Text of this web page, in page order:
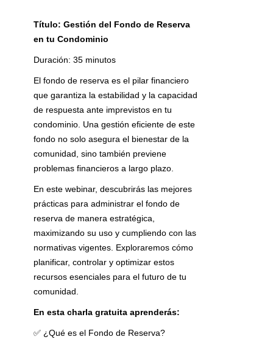
Título: Gestión del Fondo de Reserva
en tu Condominio
Duración: 35 minutos
El fondo de reserva es el pilar financiero
que garantiza la estabilidad y la capacidad
de respuesta ante imprevistos en tu
condominio. Una gestión eficiente de este
fondo no solo asegura el bienestar de la
comunidad, sino también previene
problemas financieros a largo plazo.
En este webinar, descubrirás las mejores
prácticas para administrar el fondo de
reserva de manera estratégica,
maximizando su uso y cumpliendo con las
normativas vigentes. Exploraremos cómo
planificar, controlar y optimizar estos
recursos esenciales para el futuro de tu
comunidad.
En esta charla gratuita aprenderás:
✅ ¿Qué es el Fondo de Reserva?